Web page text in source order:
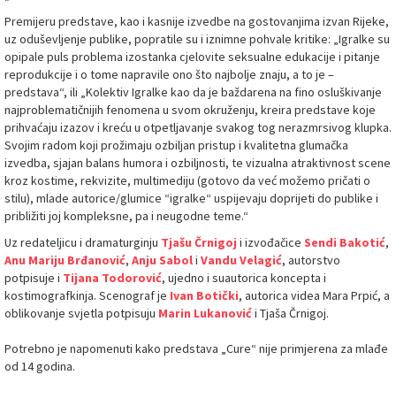
Premijeru predstave, kao i kasnije izvedbe na gostovanjima izvan Rijeke,
uz oduševljenje publike, popratile su i iznimne pohvale kritike: „Igralke su
opipale puls problema izostanka cjelovite seksualne edukacije i pitanje
reprodukcije i o tome napravile ono što najbolje znaju, a to je –
predstava“, ili „Kolektiv Igralke kao da je baždarena na fino osluškivanje
najproblematičnijih fenomena u svom okruženju, kreira predstave koje
prihvaćaju izazov i kreću u otpetljavanje svakog tog nerazmrsivog klupka.
Svojim radom koji prožimaju ozbiljan pristup i kvalitetna glumačka
izvedba, sjajan balans humora i ozbiljnosti, te vizualna atraktivnost scene
kroz kostime, rekvizite, multimediju (gotovo da već možemo pričati o
stilu), mlade autorice/glumice “igralke“ uspijevaju doprijeti do publike i
približiti joj kompleksne, pa i neugodne teme.“
Uz redateljicu i dramaturginju Tjašu Črnigoj i izvođačice Sendi Bakotić,
Anu Mariju Brđanović, Anju Saboli Vandu Velagić, autorstvo
potpisuje i Tijana Todorović, ujedno i suautorica koncepta i
kostimografkinja. Scenograf je Ivan Botički, autorica videa Mara Prpić, a
oblikovanje svjetla potpisuju Marin Lukanovići Tjaša Črnigoj.
Potrebno je napomenuti kako predstava „Cure“ nije primjerena za mlađe
od 14 godina.